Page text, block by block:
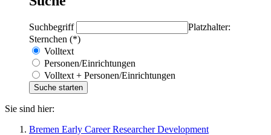
Suchbegriff
Platzhalter:
Sternchen (*)
Volltext
Personen/Einrichtungen
Volltext + Personen/Einrichtungen
Sie sind hier:
Bremen Early Career Researcher Development